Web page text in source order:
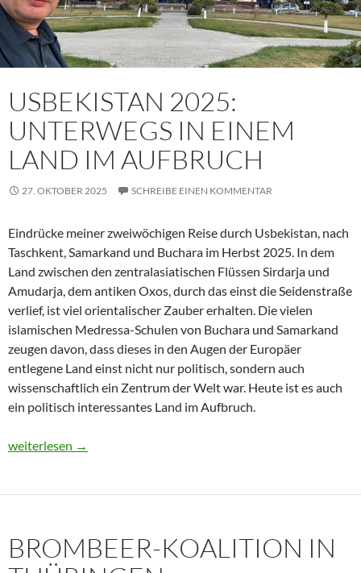
USBEKISTAN 2025:
UNTERWEGS IN EINEM
LAND IM AUFBRUCH
27. OKTOBER 2025 SCHREIBE EINEN KOMMENTAR
Eindrücke meiner zweiwöchigen Reise durch Usbekistan, nach
Taschkent, Samarkand und Buchara im Herbst 2025. In dem
Land zwischen den zentralasiatischen Flüssen Sirdarja und
Amudarja, dem antiken Oxos, durch das einst die Seidenstraße
verlief, ist viel orientalischer Zauber erhalten. Die vielen
islamischen Medressa-Schulen von Buchara und Samarkand
zeugen davon, dass dieses in den Augen der Europäer
entlegene Land einst nicht nur politisch, sondern auch
wissenschaftlich ein Zentrum der Welt war. Heute ist es auch
ein politisch interessantes Land im Aufbruch.
Usbekistan 2025: Unterwegs in einem Land im Aufbruch
weiterlesen →
BROMBEER-KOALITION IN